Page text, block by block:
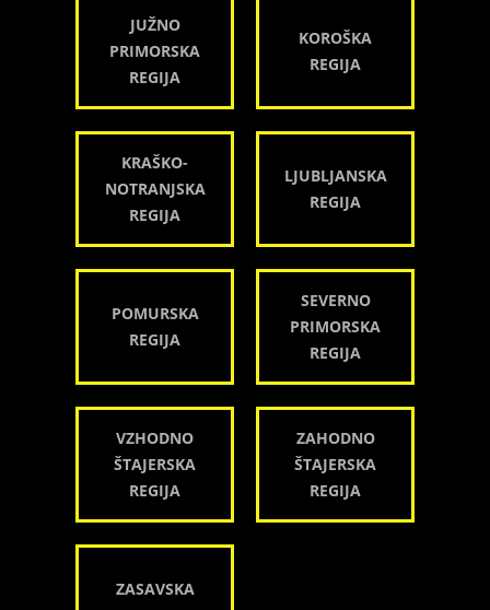
JUŽNO
PRIMORSKA
REGIJA
KOROŠKA
REGIJA
KRAŠKO-
NOTRANJSKA
REGIJA
LJUBLJANSKA
REGIJA
POMURSKA
REGIJA
SEVERNO
PRIMORSKA
REGIJA
VZHODNO
ŠTAJERSKA
REGIJA
ZAHODNO
ŠTAJERSKA
REGIJA
ZASAVSKA